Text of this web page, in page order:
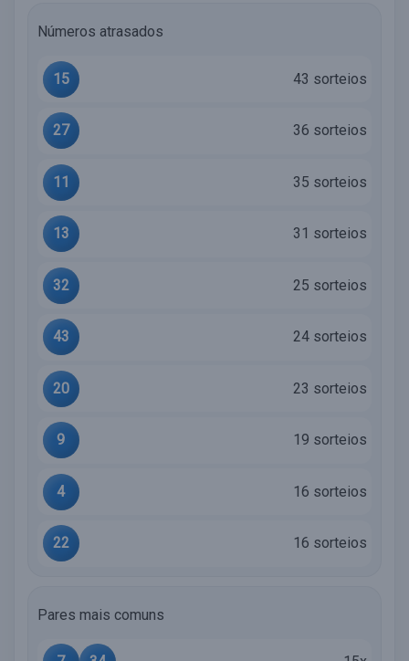
Números atrasados
15 43 sorteios
27 36 sorteios
11 35 sorteios
13 31 sorteios
32 25 sorteios
43 24 sorteios
20 23 sorteios
9 19 sorteios
4 16 sorteios
22 16 sorteios
Pares mais comuns